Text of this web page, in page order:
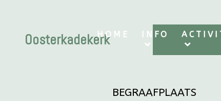
OosterkadekerkHOME INFO
BEGRAAFPLAATS